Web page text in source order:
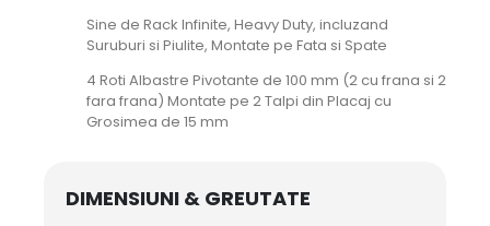
Sine de Rack Infinite, Heavy Duty, incluzand
Suruburi si Piulite, Montate pe Fata si Spate
4 Roti Albastre Pivotante de 100 mm (2 cu frana si 2
fara frana) Montate pe 2 Talpi din Placaj cu
Grosimea de 15 mm
DIMENSIUNI & GREUTATE